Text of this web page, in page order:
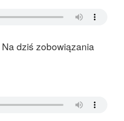
dziś zobowiązania